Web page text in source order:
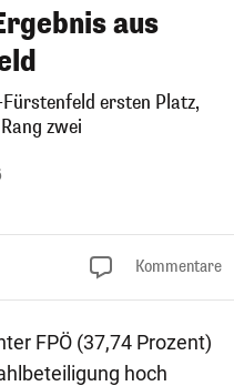
aus
ersten Platz,
zwei
Kommentare
FPÖ (37,74 Prozent)
hoch